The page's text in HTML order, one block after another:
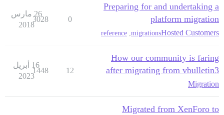
Preparing for and undertaking a
platform migration
Hosted Customers
migrations
reference
0
3028
26 مارس
2018
How our community is faring
after migrating from vbulletin3
Migration
12
1448
16 أبريل
2023
Migrated from XenForo to